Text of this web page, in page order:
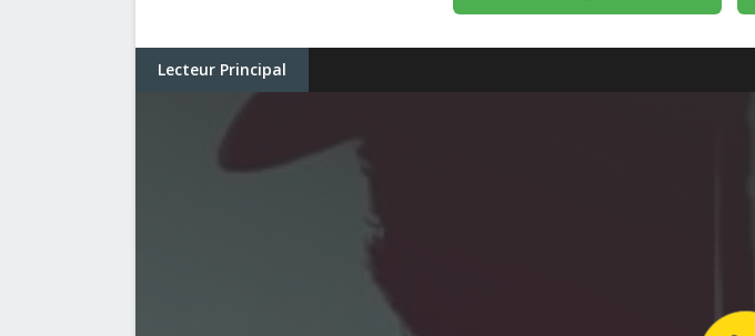
Lecteur Principal